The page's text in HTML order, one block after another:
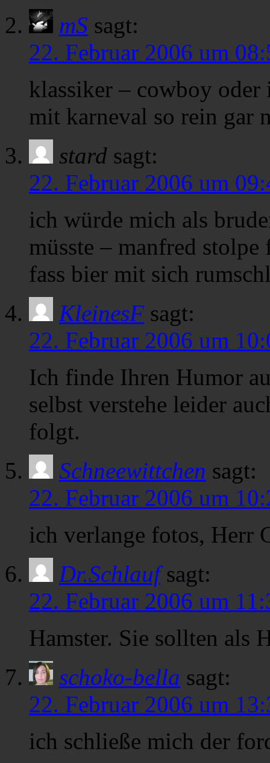
mS sagt:
22. Februar 2006 um
klassiker – cowboy
mit karneval so rein gar
stard sagt:
22. Februar 2006 um
ich würde mich als
müsste – manfred
fass bier mit sich
KleinesF sagt:
22. Februar 2006 um
Ich finde Ihren Humor
selbst verstehe leider
folgt.
Schneewittchen sagt:
22. Februar 2006 um
ich verlange fotos, Herr
Dr.Schlauf sagt:
22. Februar 2006 um
Hamster. Sie sollten als
schoko-bella sagt:
22. Februar 2006 um
ich schließe mich der